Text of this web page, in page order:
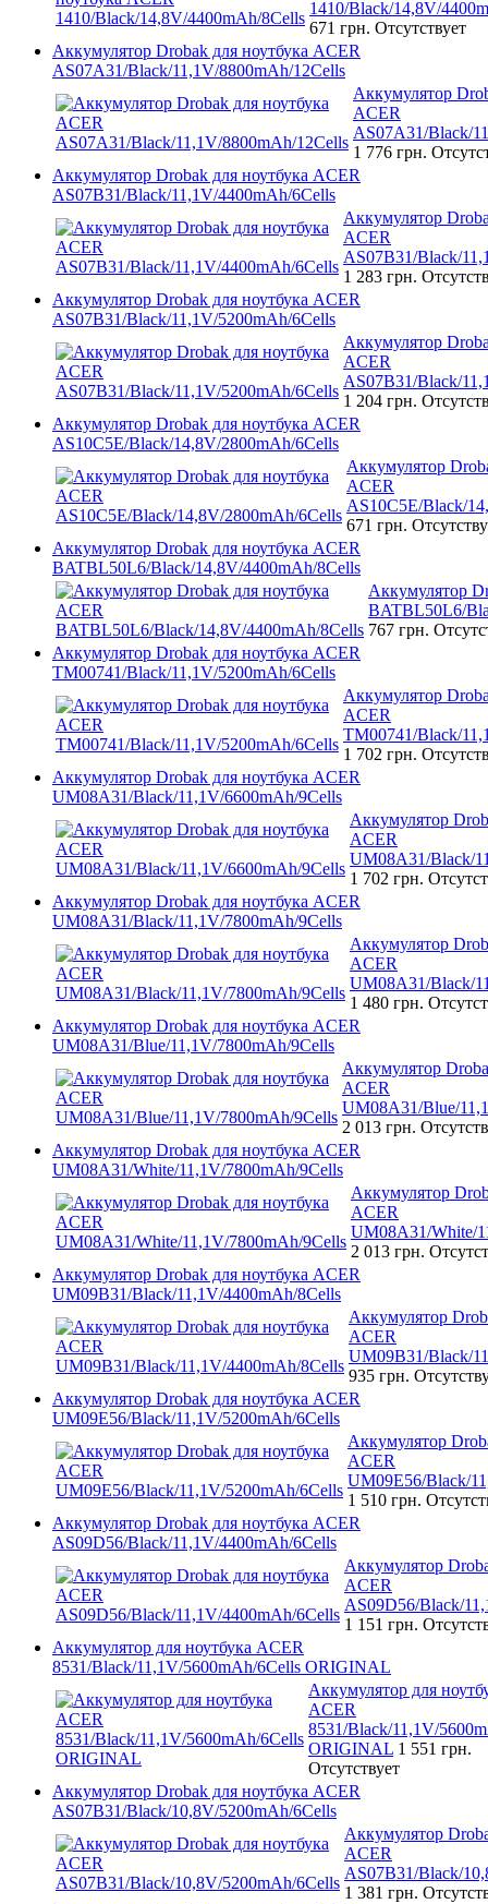
1410/Black/14,8V/
671 грн. Отсутствует
Аккумулятор Drobak для ноутбука ACER
AS07A31/Black/11,1V/8800mAh/12Cells
Аккумулятор
ACER
AS07A31/Black/
1 776 грн.
Аккумулятор Drobak для ноутбука ACER
AS07B31/Black/11,1V/4400mAh/6Cells
Аккумулятор
ACER
AS07B31/Black/
1 283 грн.
Аккумулятор Drobak для ноутбука ACER
AS07B31/Black/11,1V/5200mAh/6Cells
Аккумулятор
ACER
AS07B31/Black/
1 204 грн.
Аккумулятор Drobak для ноутбука ACER
AS10C5E/Black/14,8V/2800mAh/6Cells
Аккумулятор
ACER
AS10C5E/Black/
671 грн.
Аккумулятор Drobak для ноутбука ACER
BATBL50L6/Black/14,8V/4400mAh/8Cells
Аккумулятор
BATBL50L6/
767 грн.
Аккумулятор Drobak для ноутбука ACER
TM00741/Black/11,1V/5200mAh/6Cells
Аккумулятор
ACER
TM00741/Black/
1 702 грн.
Аккумулятор Drobak для ноутбука ACER
UM08A31/Black/11,1V/6600mAh/9Cells
Аккумулятор
ACER
UM08A31/Black/
1 702 грн.
Аккумулятор Drobak для ноутбука ACER
UM08A31/Black/11,1V/7800mAh/9Cells
Аккумулятор
ACER
UM08A31/Black/
1 480 грн.
Аккумулятор Drobak для ноутбука ACER
UM08A31/Blue/11,1V/7800mAh/9Cells
Аккумулятор
ACER
UM08A31/Blue/
2 013 грн.
Аккумулятор Drobak для ноутбука ACER
UM08A31/White/11,1V/7800mAh/9Cells
Аккумулятор
ACER
UM08A31/White/
2 013 грн.
Аккумулятор Drobak для ноутбука ACER
UM09B31/Black/11,1V/4400mAh/8Cells
Аккумулятор
ACER
UM09B31/Black/
935 грн.
Аккумулятор Drobak для ноутбука ACER
UM09E56/Black/11,1V/5200mAh/6Cells
Аккумулятор
ACER
UM09E56/Black/
1 510 грн.
Аккумулятор Drobak для ноутбука ACER
AS09D56/Black/11,1V/4400mAh/6Cells
Аккумулятор
ACER
AS09D56/Black/
1 151 грн.
Аккумулятор для ноутбука ACER
8531/Black/11,1V/5600mAh/6Cells ORIGINAL
Аккумулятор для
ACER
8531/Black/11,1V/
ORIGINAL 1 551 грн.
Отсутствует
Аккумулятор Drobak для ноутбука ACER
AS07B31/Black/10,8V/5200mAh/6Cells
Аккумулятор
ACER
AS07B31/Black/
1 381 грн.